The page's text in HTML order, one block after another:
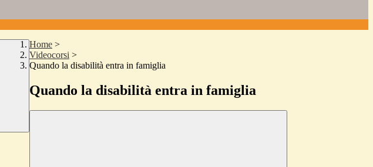
Home >
Videocorsi >
Quando la disabilità entra in famiglia
Quando la disabilità entra in famiglia